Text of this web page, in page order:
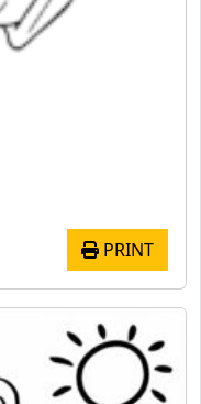
PRINT